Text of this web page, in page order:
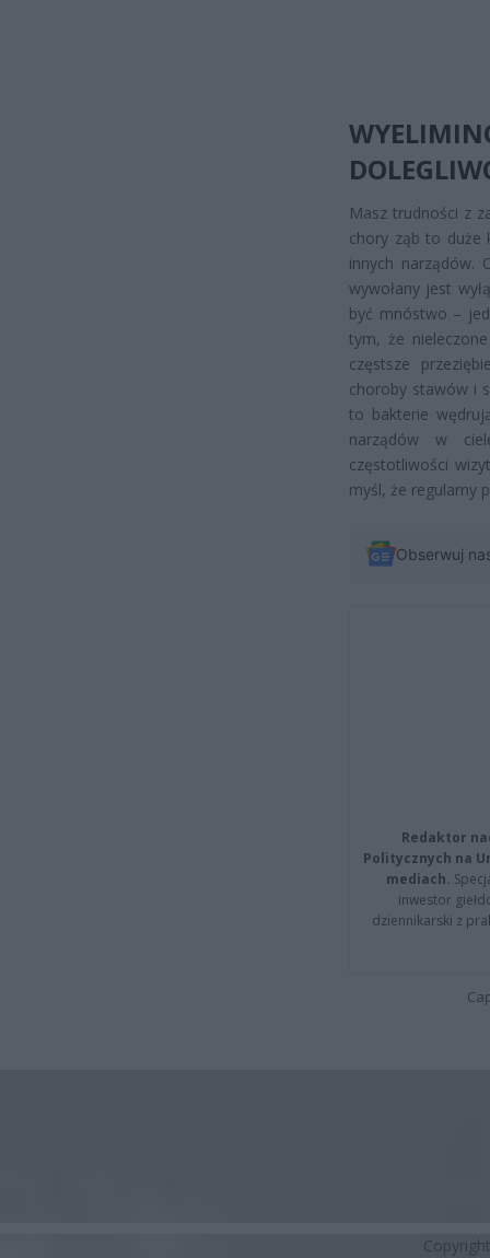
Masz trudności z
chory ząb to duże
innych narządów.
wywołany jest
być mnóstwo –
tym, że
częstsze
choroby stawów i
to bakterie
narządów w
częstotliwości
myśl, że regularny
Obserwuj
Redaktor
Politycznych na
mediach.
inwestor
dziennikarski z